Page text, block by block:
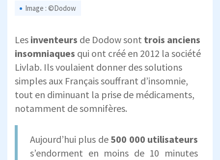
Image : ©Dodow
Les inventeurs de Dodow sont trois anciens
insomniaques qui ont créé en 2012 la société
Livlab. Ils voulaient donner des solutions
simples aux Français souffrant d’insomnie,
tout en diminuant la prise de médicaments,
notamment de somnifères.
Aujourd’hui plus de 500 000 utilisateurs
s’endorment en moins de 10 minutes